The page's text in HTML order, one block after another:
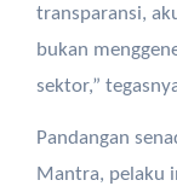
transparansi,
bukan
sektor,”
Pandangan
Mantra, pelaku